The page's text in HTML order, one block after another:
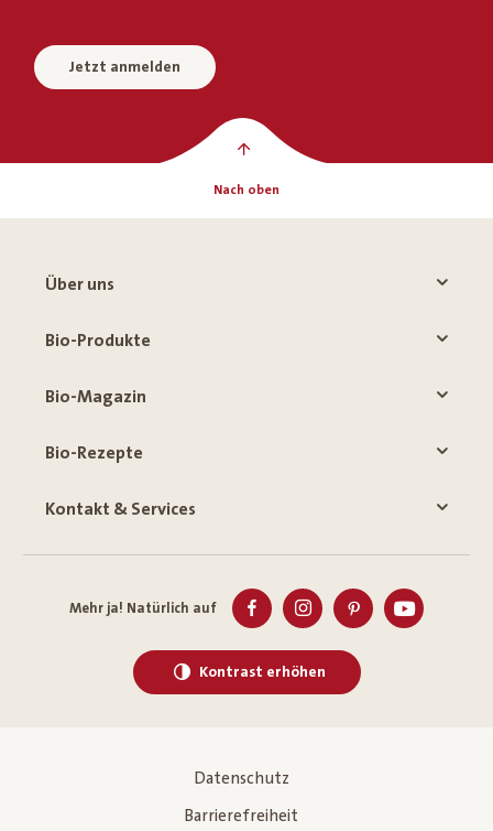
Jetzt anmelden
Nach oben
Über uns
Bio-Produkte
Bio-Magazin
Bio-Rezepte
Kontakt & Services
Mehr ja! Natürlich auf
Kontrast erhöhen
Datenschutz
Barrierefreiheit